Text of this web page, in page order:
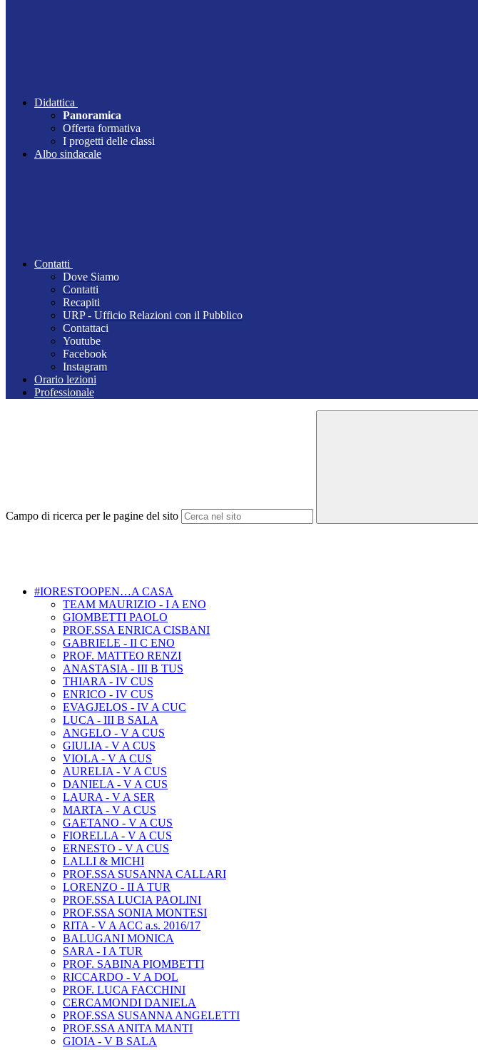
Didattica
Panoramica
Offerta formativa
I progetti delle classi
Albo sindacale
Contatti
Dove Siamo
Contatti
Recapiti
URP - Ufficio Relazioni con il Pubblico
Contattaci
Youtube
Facebook
Instagram
Orario lezioni
Professionale
Campo di ricerca per le pagine del sito
#IORESTOOPEN…A CASA
TEAM MAURIZIO - I A ENO
GIOMBETTI PAOLO
PROF.SSA ENRICA CISBANI
GABRIELE - II C ENO
PROF. MATTEO RENZI
ANASTASIA - III B TUS
THIARA - IV CUS
ENRICO - IV CUS
EVAGJELOS - IV A CUC
LUCA - III B SALA
ANGELO - V A CUS
GIULIA - V A CUS
VIOLA - V A CUS
AURELIA - V A CUS
DANIELA - V A CUS
LAURA - V A SER
MARTA - V A CUS
GAETANO - V A CUS
FIORELLA - V A CUS
ERNESTO - V A CUS
LALLI & MICHI
PROF.SSA SUSANNA CALLARI
LORENZO - II A TUR
PROF.SSA LUCIA PAOLINI
PROF.SSA SONIA MONTESI
RITA - V A ACC a.s. 2016/17
BALUGANI MONICA
SARA - I A TUR
PROF. SABINA PIOMBETTI
RICCARDO - V A DOL
PROF. LUCA FACCHINI
CERCAMONDI DANIELA
PROF.SSA SUSANNA ANGELETTI
PROF.SSA ANITA MANTI
GIOIA - V B SALA